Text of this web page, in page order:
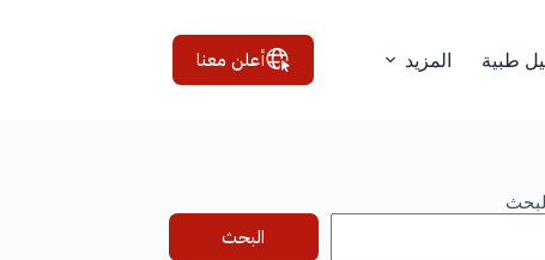
طبية المزيد أعلن معنا
البحث
البحث